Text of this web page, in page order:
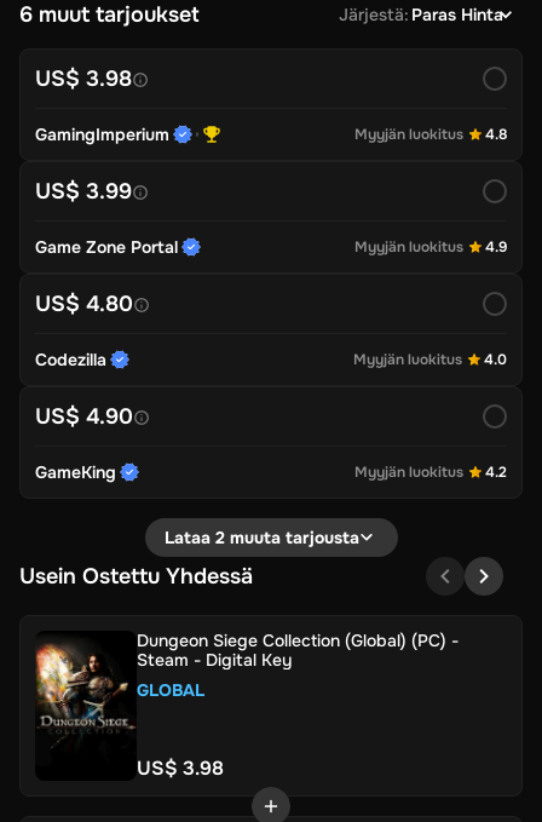
6 muut tarjoukset Järjestä: Paras Hinta
US$ 3.98
GamingImperium Myyjän luokitus 4.8
US$ 3.99
Game Zone Portal Myyjän luokitus 4.9
US$ 4.80
Codezilla Myyjän luokitus 4.0
US$ 4.90
GameKing Myyjän luokitus 4.2
Lataa 2 muuta tarjousta
Usein Ostettu Yhdessä
Dungeon Siege Collection (Global) (PC) -
Steam - Digital Key
GLOBAL
US$ 3.98